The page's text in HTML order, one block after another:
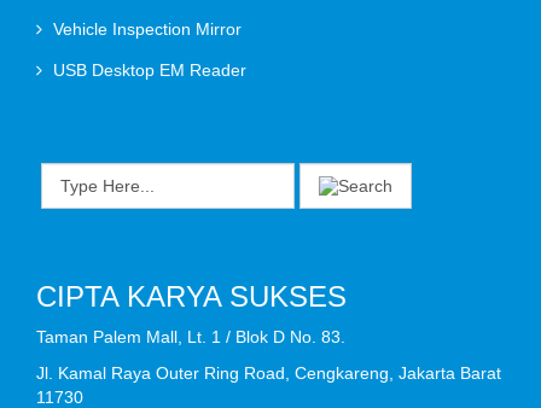
Vehicle Inspection Mirror
USB Desktop EM Reader
CIPTA KARYA SUKSES
Taman Palem Mall, Lt. 1 / Blok D No. 83.
Jl. Kamal Raya Outer Ring Road, Cengkareng, Jakarta Barat
11730